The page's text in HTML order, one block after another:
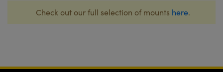
Check out our full selection of mounts here.